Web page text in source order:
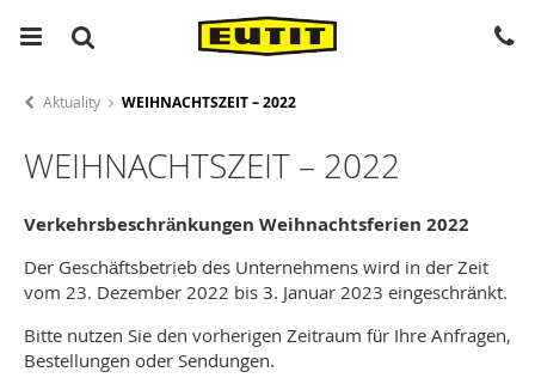
Aktuality WEIHNACHTSZEIT – 2022
WEIHNACHTSZEIT – 2022
Verkehrsbeschränkungen Weihnachtsferien 2022
Der Geschäftsbetrieb des Unternehmens wird in der Zeit
vom 23. Dezember 2022 bis 3. Januar 2023 eingeschränkt.
Bitte nutzen Sie den vorherigen Zeitraum für Ihre Anfragen,
Bestellungen oder Sendungen.